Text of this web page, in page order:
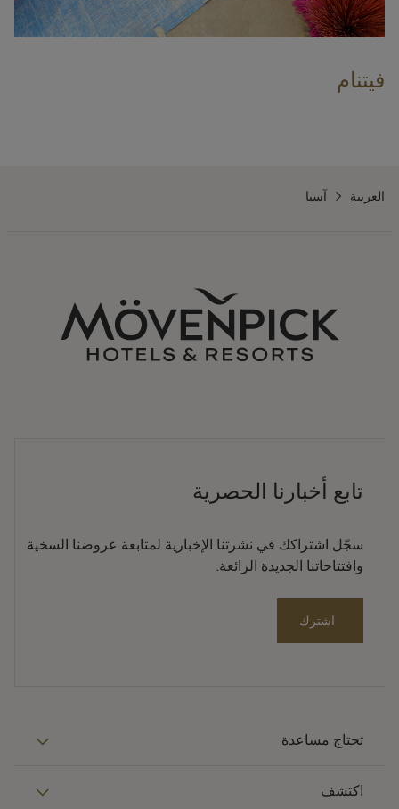
فيتنام
العربية آسيا
تابع أخبارنا الحصرية
سجّل اشتراكك في نشرتنا الإخبارية لمتابعة عروضنا السخية
وافتتاحاتنا الجديدة الرائعة.
اشترك
تحتاج مساعدة
اكتشف